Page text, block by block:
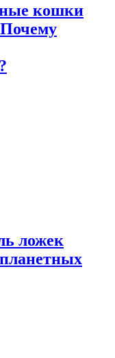
кошки
ложек